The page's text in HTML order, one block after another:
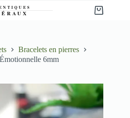
Panier
Bracelets en pierres
6mm